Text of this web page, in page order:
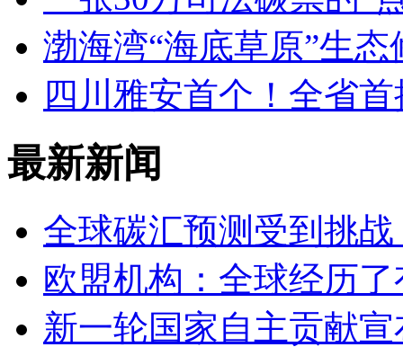
渤海湾“海底草原”生态
四川雅安首个！全省
最新新闻
全球碳汇预测受到挑
欧盟机构：全球经历
新一轮国家自主贡献